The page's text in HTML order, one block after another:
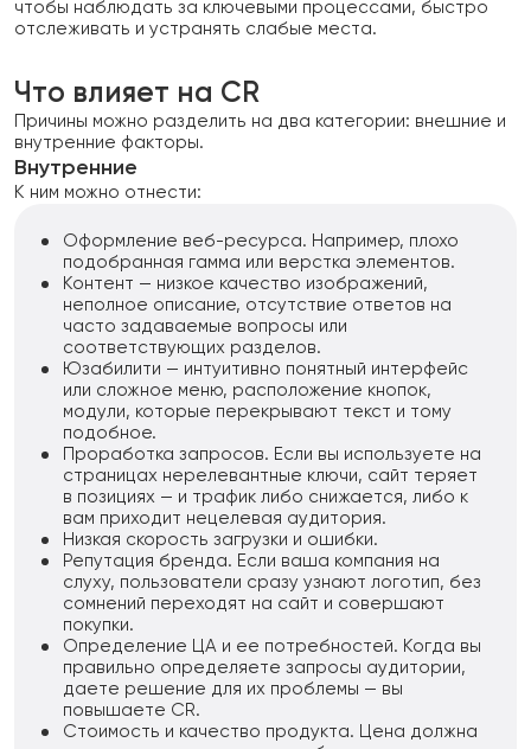
чтобы наблюдать за ключевыми процессами, быстро
отслеживать и устранять слабые места.
Что влияет на CR
Причины можно разделить на два категории: внешние и
внутренние факторы.
Внутренние
К ним можно отнести:
Оформление веб-ресурса. Например, плохо
подобранная гамма или верстка элементов.
Контент — низкое качество изображений,
неполное описание, отсутствие ответов на
часто задаваемые вопросы или
соответствующих разделов.
Юзабилити — интуитивно понятный интерфейс
или сложное меню, расположение кнопок,
модули, которые перекрывают текст и тому
подобное.
Проработка запросов. Если вы используете на
страницах нерелевантные ключи, сайт теряет
в позициях — и трафик либо снижается, либо к
вам приходит нецелевая аудитория.
Низкая скорость загрузки и ошибки.
Репутация бренда. Если ваша компания на
слуху, пользователи сразу узнают логотип, без
сомнений переходят на сайт и совершают
покупки.
Определение ЦА и ее потребностей. Когда вы
правильно определяете запросы аудитории,
даете решение для их проблемы — вы
повышаете CR.
Стоимость и качество продукта. Цена должна